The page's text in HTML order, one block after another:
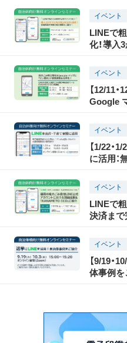
イベント
LINEで
化！導入
イベント
【12/11
Google
の申込
機能：
イベント
【1/22・
に活用：
イベント
LINEで
決済まで
「
ビナー開
イベント
【9/19・
体事例を